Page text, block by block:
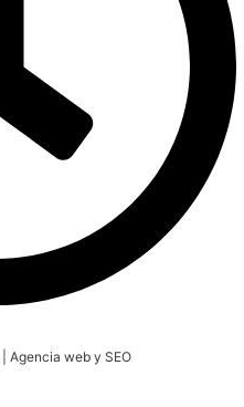
Agencia web y SEO